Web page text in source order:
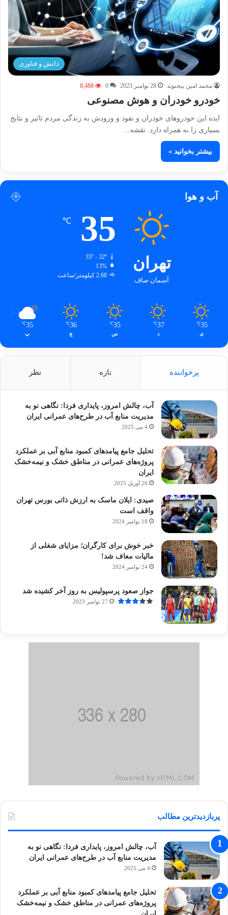
دانش و فناوری
محمد امین بیجنوند 28 نوامبر 2023 0
8,488
خودرو خودران و هوش مصنوعی
ایده این خودروهای خودران و نفوذ و ورودش به زندگی مردم تاثیر و نتایج
بسیاری را به همراه دارد. نقشه…
بیشتر بخوانید »
آب و هوا
تهران
آسمان صاف
35
℃
35º - 32º
13%
2.68 کیلومتر/ساعت
35
℃
ی
37
℃
د
35
℃
س
36
℃
چ
35
℃
پ
پرخواننده تازه نظر
آب، چالش امروز، پایداری فردا: نگاهی نو به
مدیریت منابع آب در طرح‌های عمرانی ایران
4 می 2025
تحلیل جامع پیامدهای کمبود منابع آبی بر عملکرد
پروژه‌های عمرانی در مناطق خشک و نیمه‌خشک
ایران
20 آوریل 2025
صیدی: ایلان ماسک به ارزش ذاتی بورس تهران
واقف است
18 نوامبر 2024
خبر خوش برای کارگران؛ مزایای شغلی از
مالیات معاف شد!
24 نوامبر 2024
جواز صعود پرسپولیس به روز آخر کشیده شد
27 نوامبر 2023
پربازدیدترین مطالب
آب، چالش امروز، پایداری فردا: نگاهی نو به
مدیریت منابع آب در طرح‌های عمرانی ایران
4 می 2025
تحلیل جامع پیامدهای کمبود منابع آبی بر عملکرد
پروژه‌های عمرانی در مناطق خشک و نیمه‌خشک